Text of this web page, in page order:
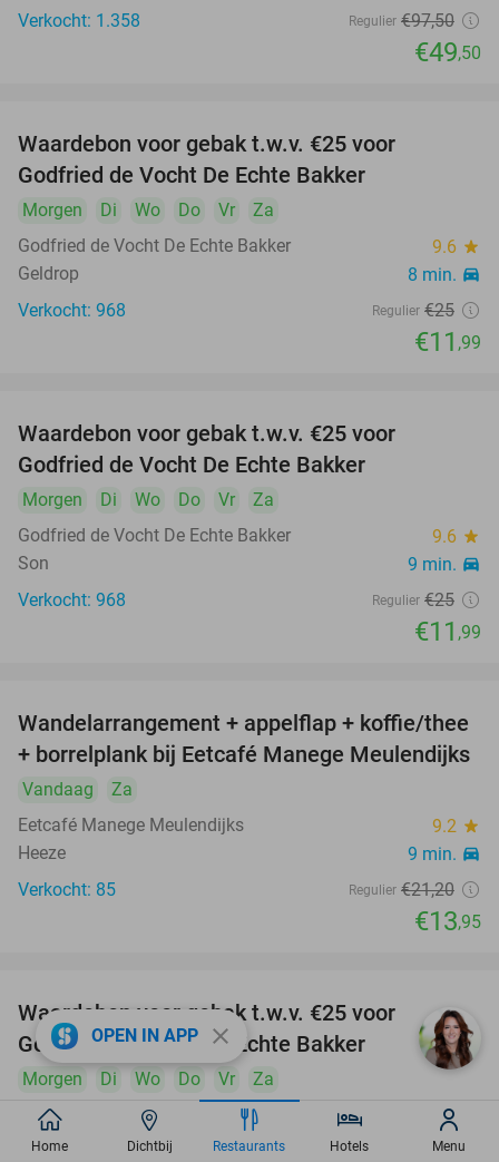
Verkocht: 1.358 Regulier €97,50
€49,50
Waardebon voor gebak t.w.v. €25 voor
Godfried de Vocht De Echte Bakker
Morgen Di Wo Do Vr
Za
Godfried de Vocht De Echte Bakker
9.6 star
Geldrop 8 min. directions_car
Verkocht: 968 Regulier €25
€11 ,99
Waardebon voor gebak t.w.v. €25 voor
Godfried de Vocht De Echte Bakker
Morgen Di Wo Do Vr
Za
Godfried de Vocht De Echte Bakker
9.6 star
Son 9 min. directions_car
Verkocht: 968 Regulier €25
€11 ,99
34%
Wandelarrangement + appelflap + koffie/thee
+ borrelplank bij Eetcafé Manege Meulendijks
Vandaag
Za
Eetcafé Manege Meulendijks
9.2 star
Heeze 9 min. directions_car
Verkocht: 85 Regulier €21,20
€13,95
52%
Waardebon voor gebak t.w.v. €25 voor
Godfried de Vocht De Echte Bakker
Morgen Di Wo Do Vr
Za
Godfried de Vocht De Echte Bakker
9.6
Valkenswaard 11 min.directions_car
OPEN IN APP close
Home Dichtbij Restaurants Hotels Menu